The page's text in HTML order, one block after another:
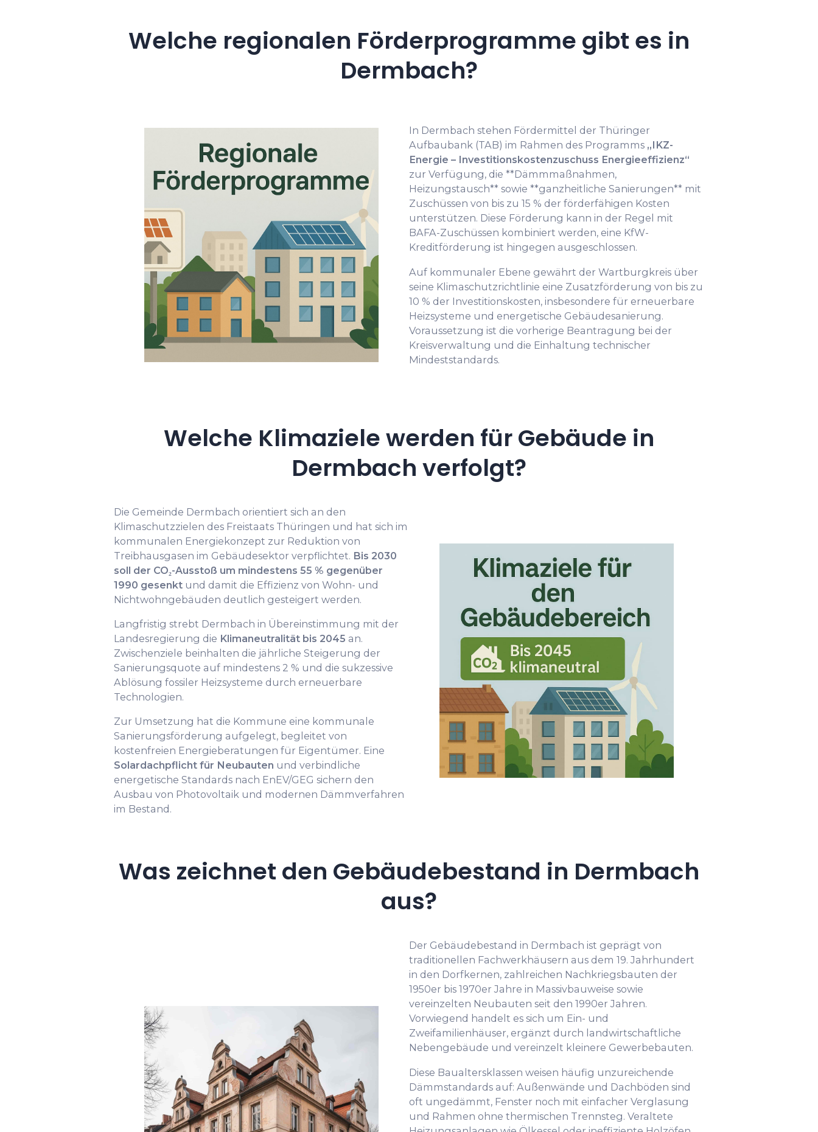
Welche regionalen Förderprogramme gibt es in
Dermbach?
In Dermbach stehen Fördermittel der Thüringer
Aufbaubank (TAB) im Rahmen des Programms „IKZ-
Energie – Investitionskostenzuschuss Energieeffizienz“
zur Verfügung, die **Dämmmaßnahmen,
Heizungstausch** sowie **ganzheitliche Sanierungen** mit
Zuschüssen von bis zu 15 % der förderfähigen Kosten
unterstützen. Diese Förderung kann in der Regel mit
BAFA-Zuschüssen kombiniert werden, eine KfW-
Kreditförderung ist hingegen ausgeschlossen.
Auf kommunaler Ebene gewährt der Wartburgkreis über
seine Klimaschutzrichtlinie eine Zusatzförderung von bis zu
10 % der Investitionskosten, insbesondere für erneuerbare
Heizsysteme und energetische Gebäudesanierung.
Voraussetzung ist die vorherige Beantragung bei der
Kreisverwaltung und die Einhaltung technischer
Mindeststandards.
Welche Klimaziele werden für Gebäude in
Dermbach verfolgt?
Die Gemeinde Dermbach orientiert sich an den
Klimaschutzzielen des Freistaats Thüringen und hat sich im
kommunalen Energiekonzept zur Reduktion von
Treibhausgasen im Gebäudesektor verpflichtet. Bis 2030
soll der CO₂-Ausstoß um mindestens 55 % gegenüber
1990 gesenkt und damit die Effizienz von Wohn- und
Nichtwohngebäuden deutlich gesteigert werden.
Langfristig strebt Dermbach in Übereinstimmung mit der
Landesregierung die Klimaneutralität bis 2045 an.
Zwischenziele beinhalten die jährliche Steigerung der
Sanierungsquote auf mindestens 2 % und die sukzessive
Ablösung fossiler Heizsysteme durch erneuerbare
Technologien.
Zur Umsetzung hat die Kommune eine kommunale
Sanierungsförderung aufgelegt, begleitet von
kostenfreien Energieberatungen für Eigentümer. Eine
Solardachpflicht für Neubauten und verbindliche
energetische Standards nach EnEV/GEG sichern den
Ausbau von Photovoltaik und modernen Dämmverfahren
im Bestand.
Was zeichnet den Gebäudebestand in Dermbach
aus?
Der Gebäudebestand in Dermbach ist geprägt von
traditionellen Fachwerkhäusern aus dem 19. Jahrhundert
in den Dorfkernen, zahlreichen Nachkriegsbauten der
1950er bis 1970er Jahre in Massivbauweise sowie
vereinzelten Neubauten seit den 1990er Jahren.
Vorwiegend handelt es sich um Ein- und
Zweifamilienhäuser, ergänzt durch landwirtschaftliche
Nebengebäude und vereinzelt kleinere Gewerbebauten.
Diese Baualtersklassen weisen häufig unzureichende
Dämmstandards auf: Außenwände und Dachböden sind
oft ungedämmt, Fenster noch mit einfacher Verglasung
und Rahmen ohne thermischen Trennsteg. Veraltete